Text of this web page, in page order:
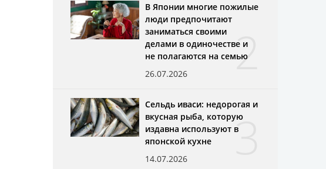
2
В Японии многие пожилые
люди предпочитают
заниматься своими
делами в одиночестве и
не полагаются на семью
26.07.2026
3
Сельдь иваси: недорогая и
вкусная рыба, которую
издавна используют в
японской кухне
14.07.2026